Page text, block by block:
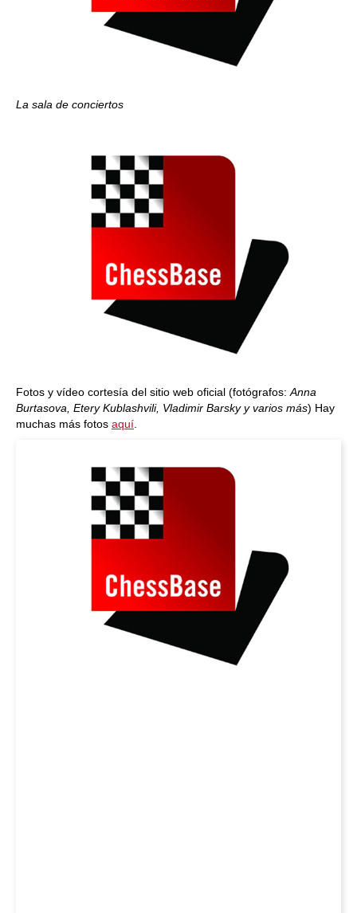
La sala de conciertos
Fotos y vídeo cortesía del sitio web oficial (fotógrafos: Anna
Burtasova, Etery Kublashvili, Vladimir Barsky y varios más) Hay
muchas más fotos aquí